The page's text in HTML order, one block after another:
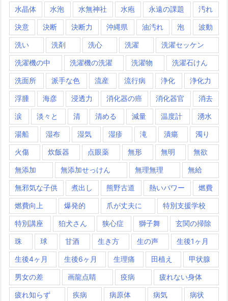
水晶体 水泡 水無神社 水疱 永遠の課題 汚れ
決意 決断 決断力 沖縄県 油汚れ 泡 波動
洗い 洗剤 洗心 洗濯 洗濯セッケン
洗濯機の中 洗濯機の洗濯 洗濯物 洗濯石けん
洗面所 派手な色 流産 流行病 浄化 浄化力
浮腫 海彦 浸透力 消化器の癌 消化器官 消去
涙 淡々と 清 清める 減量 温度計 湧水
湯船 湿布 湿気 湿疹 滝 潰瘍 濁り
火傷 炊飯器 点眼薬 無形 無明 無欲
無添加 無添加せっけん 無理無理 無給
無邪気な子供 煮出し 熊野古道 熱いパワー 燃費
燃費向上 爆発的 爪が丈夫に 特別支援学校
特別講座 狛犬さん 狭心症 獅子舞 玄関の掃除
珠 球 甘酒 生き方 生の声 生後1ヶ月
生後4ヶ月 生後6ヶ月 生理痛 田植え 甲状腺
男女の差 画龍点睛 疫病 疲れない身体
疲れ知らず 疾病 病原体 病気 病状